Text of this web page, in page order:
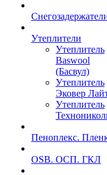
Утеплители
Утеплитель
Baswool
(Басвул)
Утеплитель
Эковер
Утеплитель
Пеноплекс.
OSB. ОСП. ГКЛ